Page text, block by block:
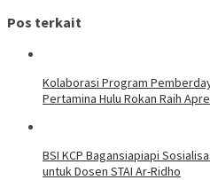
Pos terkait
Kolaborasi Program
Pertamina Hulu Rokan Raih
BSI KCP Bagansiapiapi
untuk Dosen STAI Ar-Ridho